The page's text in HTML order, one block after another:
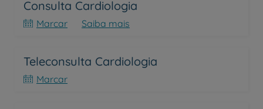
Consulta Cardiologia
Marcar Saiba mais
Teleconsulta Cardiologia
Marcar